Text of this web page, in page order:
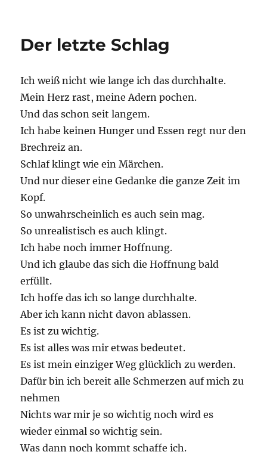
Der letzte Schlag
Ich weiß nicht wie lange ich das durchhalte.
Mein Herz rast, meine Adern pochen.
Und das schon seit langem.
Ich habe keinen Hunger und Essen regt nur den
Brechreiz an.
Schlaf klingt wie ein Märchen.
Und nur dieser eine Gedanke die ganze Zeit im
Kopf.
So unwahrscheinlich es auch sein mag.
So unrealistisch es auch klingt.
Ich habe noch immer Hoffnung.
Und ich glaube das sich die Hoffnung bald
erfüllt.
Ich hoffe das ich so lange durchhalte.
Aber ich kann nicht davon ablassen.
Es ist zu wichtig.
Es ist alles was mir etwas bedeutet.
Es ist mein einziger Weg glücklich zu werden.
Dafür bin ich bereit alle Schmerzen auf mich zu
nehmen
Nichts war mir je so wichtig noch wird es
wieder einmal so wichtig sein.
Was dann noch kommt schaffe ich.